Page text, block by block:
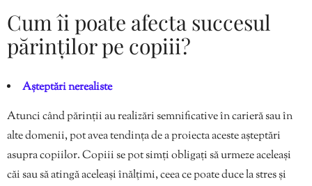
Cum îi poate afecta succesul
părinților pe copiii?
Așteptări nerealiste
Atunci când părinții au realizări semnificative în carieră sau în
alte domenii, pot avea tendința de a proiecta aceste așteptări
asupra copiilor. Copiii se pot simți obligați să urmeze aceleași
căi sau să atingă aceleași înălțimi, ceea ce poate duce la stres și